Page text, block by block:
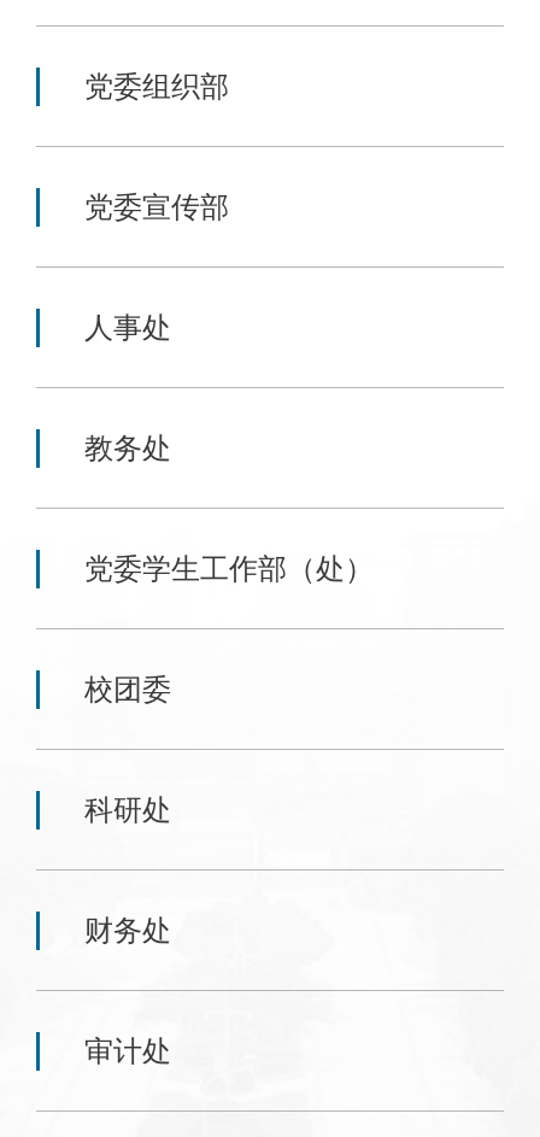
党委组织部
党委宣传部
人事处
教务处
党委学生工作部（处）
校团委
科研处
财务处
审计处